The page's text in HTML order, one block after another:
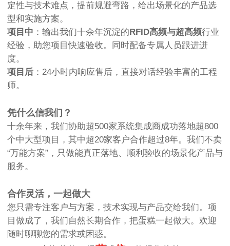
定性与技术难点，提前规避弯路，给出场景化的产品选
型和实施方案。
项目中 ：输出我们十余年沉淀的RFID高频与超高频行业
经验，助您项目快速验收。同时配备专属人员跟进进
度。
项目后 ：24小时内响应售后，直接对话经验丰富的工程
师。
凭什么信我们？
十余年来，我们协助超500家系统集成商成功落地超800
个中大型项目，其中超20家客户合作超过8年。我们不卖
“万能方案”，只做能真正落地、顺利验收的场景化产品与
服务。
合作灵活，一起做大
您只需专注客户与方案，技术实现与产品交给我们。项
目做成了，我们自然长期合作，把蛋糕一起做大。欢迎
随时聊聊您的需求或困惑。